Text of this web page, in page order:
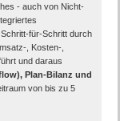
- auch von Nicht-
für-Schritt durch
, Kosten-,
und daraus
Plan-Bilanz und
von bis zu 5